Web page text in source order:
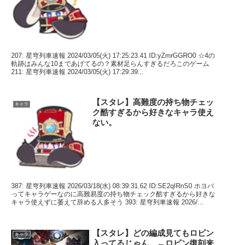
207: 星穹列車速報 2024/03/05(火) 17:25:23.41 ID:yZmrGGRO0 ☆4の
軌跡はみんな10まであげてるの？素材足らんすぎるだろこのゲーム
211: 星穹列車速報 2024/03/05(火) 17:29:39...
キャラ
【スタレ】高難度の持ち物チェッ
ク酷すぎるから好きなキャラ使え
ない。
387: 星穹列車速報 2026/03/18(水) 08:39:31.62 ID:SE2qIRnS0 ホヨバ
ってキャラゲーなのに高難易度の持ち物チェック酷すぎるから好きな
キャラ使えずに萎えて辞める人多そう 393: 星穹列車速報 2026/...
キャラ
【スタレ】どの編成見てもロビン
入ってるじゃん。←ロビン復刻来